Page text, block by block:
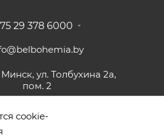
29 378 6000
Минск, ул. Толбухина 2а,
пом. 2
cookie-